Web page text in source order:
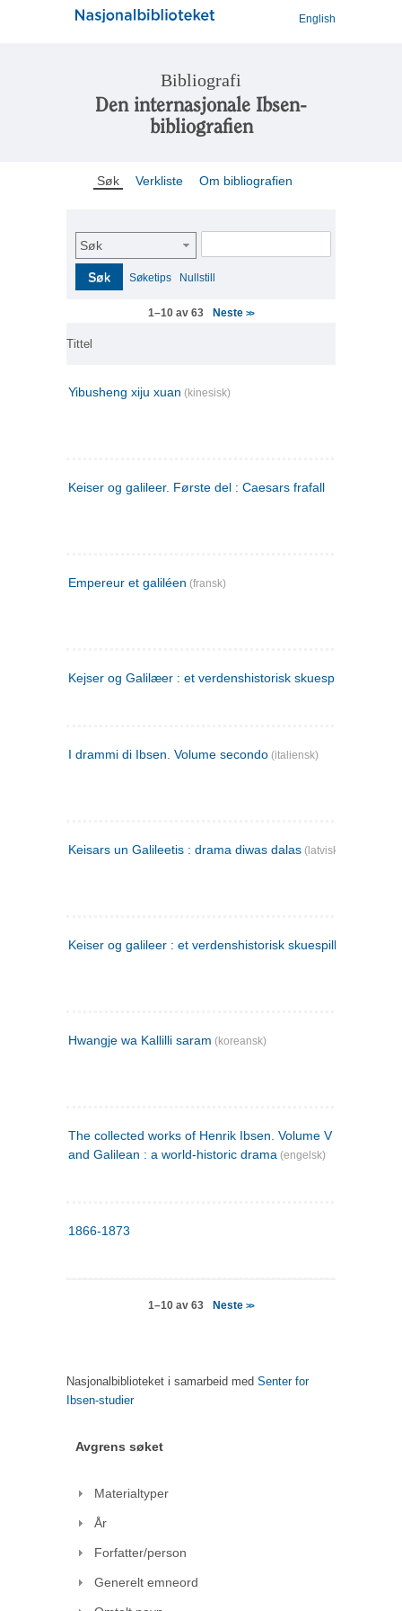
English
Bibliografi
Den internasjonale Ibsen-
bibliografien
Søk Verkliste Om bibliografien
Søk
Søk Søketips Nullstill
1–10 av 63 Neste>>
Tittel
Yibusheng xiju xuan (kinesisk)
Keiser og galileer. Første del : Caesars frafall
Empereur et galiléen (fransk)
Kejser og Galilæer : et verdenshistorisk skuespil
I drammi di Ibsen. Volume secondo (italiensk)
Keisars un Galileetis : drama diwas dalas (latvisk)
Keiser og galileer : et verdenshistorisk skuespill (1873)
Hwangje wa Kallilli saram (koreansk)
The collected works of Henrik Ibsen. Volume V : Emperor
and Galilean : a world-historic drama (engelsk)
1866-1873
1–10 av 63 Neste>>
Nasjonalbiblioteket i samarbeid med Senter for
Ibsen-studier
Avgrens søket
Materialtyper
År
Forfatter/person
Generelt emneord